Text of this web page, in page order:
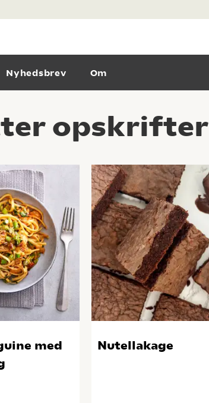
Nyhedsbrev Om
opskrifter
med
Nutellakage